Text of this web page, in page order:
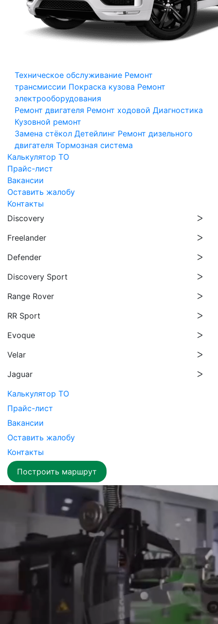
Техническое обслуживание Ремонт
трансмиссии Покраска кузова Ремонт
электрооборудования
Ремонт двигателя Ремонт ходовой Диагностика
Кузовной ремонт
Замена стёкол Детейлинг Ремонт дизельного
двигателя Тормозная система
Калькулятор ТО
Прайс-лист
Вакансии
Оставить жалобу
Контакты
Discovery
Freelander
Defender
Discovery Sport
Range Rover
RR Sport
Evoque
Velar
Jaguar
Калькулятор ТО
Прайс-лист
Вакансии
Оставить жалобу
Контакты
Построить маршрут